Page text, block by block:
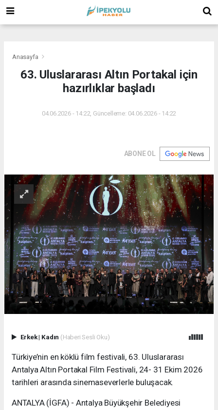
Anasayfa
63. Uluslararası Altın Portakal için
hazırlıklar başladı
04.06.2026 - 14:22, Güncelleme: 04.06.2026 - 14:22
ABONE OL
Erkek| Kadın (Haberi Sesli Oku)
Türkiye’nin en köklü film festivali, 63. Uluslararası
Antalya Altın Portakal Film Festivali, 24- 31 Ekim 2026
tarihleri arasında sinemaseverlerle buluşacak.
ANTALYA (İGFA) - Antalya Büyükşehir Belediyesi